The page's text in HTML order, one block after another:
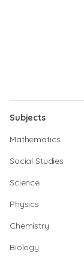
Subjects
Mathematics
Social Studies
Science
Physics
Chemistry
Biology